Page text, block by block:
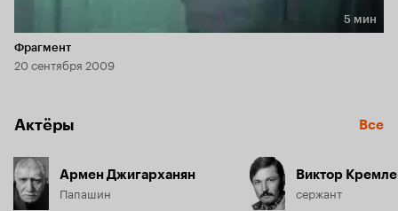
Длительность 5 мин
5 мин
Фрагмент
20 сентября 2009
Актёры Все
Армен Джигарханян
Папашин
Виктор
сержант